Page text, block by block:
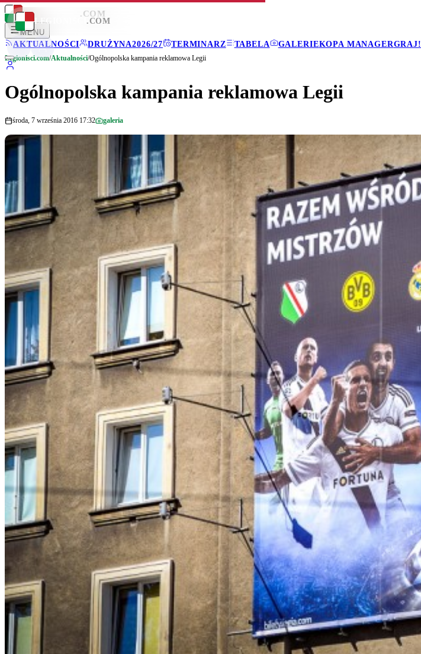
LEGIONISCI .COM
MENU
AKTUALNOŚCI
DRUŻYNA2026/27 TERMINARZ TABELA GALERIEKOPA MANAGERGRAJ!
LEGIONISCI .COM
Legionisci.com/Aktualności/Ogólnopolska kampania reklamowa Legii
Ogólnopolska kampania reklamowa Legii
środa, 7 września 2016 17:32 galeria